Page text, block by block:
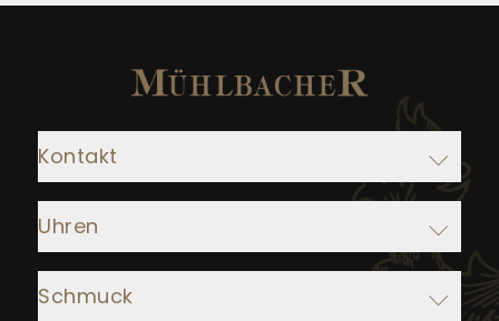
Kontakt
Adresse:
93047 Regensburg
Uhren
Rolex
Schmuck